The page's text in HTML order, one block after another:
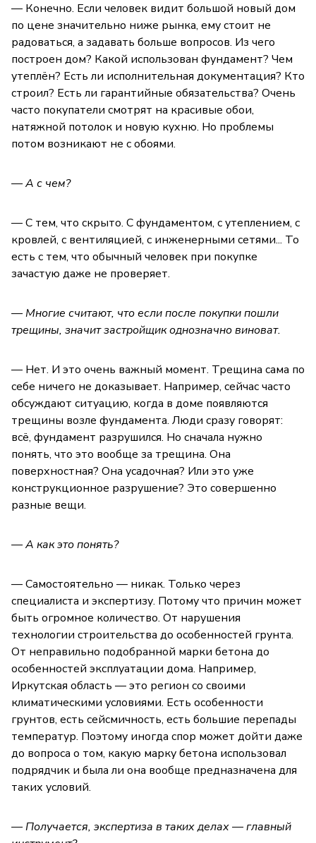
— Конечно. Если человек видит большой новый дом
по цене значительно ниже рынка, ему стоит не
радоваться, а задавать больше вопросов. Из чего
построен дом? Какой использован фундамент? Чем
утеплён? Есть ли исполнительная документация? Кто
строил? Есть ли гарантийные обязательства? Очень
часто покупатели смотрят на красивые обои,
натяжной потолок и новую кухню. Но проблемы
потом возникают не с обоями.
— А с чем?
— С тем, что скрыто. С фундаментом, с утеплением, с
кровлей, с вентиляцией, с инженерными сетями... То
есть с тем, что обычный человек при покупке
зачастую даже не проверяет.
— Многие считают, что если после покупки пошли
трещины, значит застройщик однозначно виноват.
— Нет. И это очень важный момент. Трещина сама по
себе ничего не доказывает. Например, сейчас часто
обсуждают ситуацию, когда в доме появляются
трещины возле фундамента. Люди сразу говорят:
всё, фундамент разрушился. Но сначала нужно
понять, что это вообще за трещина. Она
поверхностная? Она усадочная? Или это уже
конструкционное разрушение? Это совершенно
разные вещи.
— А как это понять?
— Самостоятельно — никак. Только через
специалиста и экспертизу. Потому что причин может
быть огромное количество. От нарушения
технологии строительства до особенностей грунта.
От неправильно подобранной марки бетона до
особенностей эксплуатации дома. Например,
Иркутская область — это регион со своими
климатическими условиями. Есть особенности
грунтов, есть сейсмичность, есть большие перепады
температур. Поэтому иногда спор может дойти даже
до вопроса о том, какую марку бетона использовал
подрядчик и была ли она вообще предназначена для
таких условий.
— Получается, экспертиза в таких делах — главный